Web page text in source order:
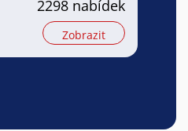
2298 nabídek
Zobrazit